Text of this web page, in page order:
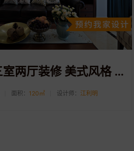
德信晓宸 三室两厅装修 美式风格 120方
面积： 120㎡ 设计师： 江利明